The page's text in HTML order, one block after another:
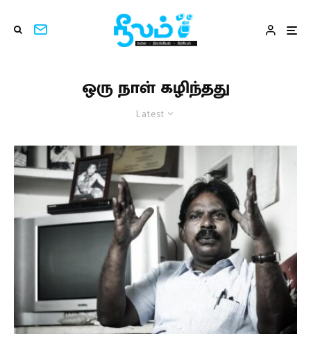
ஒரு நாள் கழிந்தது
Latest